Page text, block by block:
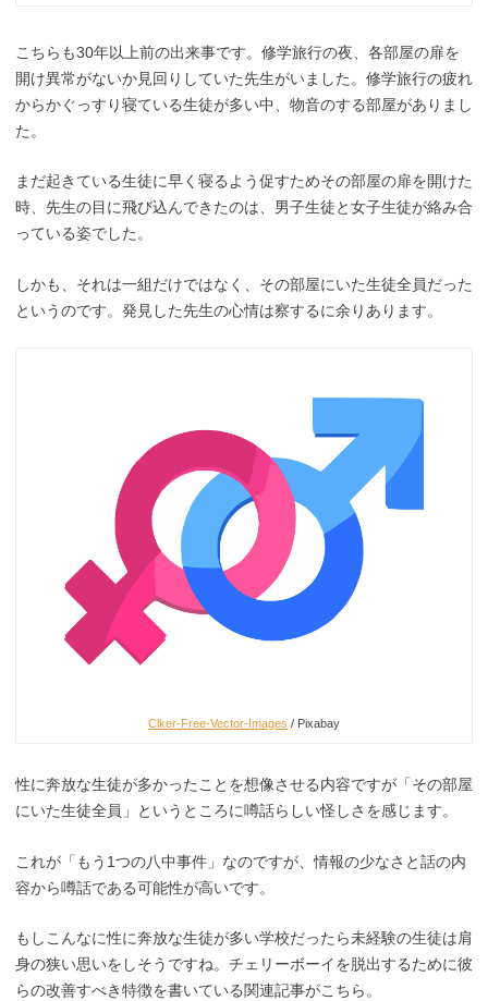
こちらも30年以上前の出来事です。修学旅行の夜、各部屋の扉を
開け異常がないか見回りしていた先生がいました。修学旅行の疲れ
からかぐっすり寝ている生徒が多い中、物音のする部屋がありまし
た。
まだ起きている生徒に早く寝るよう促すためその部屋の扉を開けた
時、先生の目に飛び込んできたのは、男子生徒と女子生徒が絡み合
っている姿でした。
しかも、それは一組だけではなく、その部屋にいた生徒全員だった
というのです。発見した先生の心情は察するに余りあります。
Clker-Free-Vector-Images / Pixabay
性に奔放な生徒が多かったことを想像させる内容ですが「その部屋
にいた生徒全員」というところに噂話らしい怪しさを感じます。
これが「もう1つの八中事件」なのですが、情報の少なさと話の内
容から噂話である可能性が高いです。
もしこんなに性に奔放な生徒が多い学校だったら未経験の生徒は肩
身の狭い思いをしそうですね。チェリーボーイを脱出するために彼
らの改善すべき特徴を書いている関連記事がこちら。